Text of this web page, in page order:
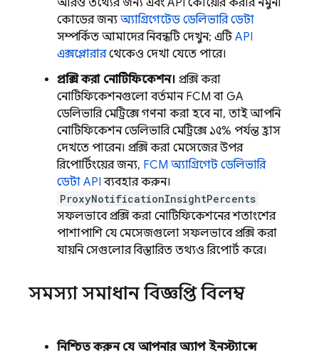
আরও তথ্যের জন্য এবং API কোয়েরি করার নমুনা
কোডের জন্য অ্যাগ্রিগেটেড ডেলিভারি ডেটা
সম্পর্কিত আমাদের নিবন্ধটি দেখুন; এটিAPI
এক্সপ্লোরারথেকেও দেখা যেতে পারে।
প্রক্সি করা নোটিফিকেশন। প্রক্সি করা
নোটিফিকেশনগুলো বর্তমান FCM বা GA
ডেলিভারি মেট্রিক্সে গণনা করা হবে না, তাই আপনি
নোটিফিকেশন ডেলিভারি মেট্রিক্সে ১৫% পর্যন্ত হ্রাস
দেখতে পারেন। প্রক্সি করা মেসেজের উপর
রিপোর্টিংয়ের জন্য, FCM অ্যাগ্রিগেট ডেলিভারি
ডেটা API ব্যবহার করুন।
ProxyNotificationInsightPercents
সফলভাবে প্রক্সি করা নোটিফিকেশনের শতাংশের
পাশাপাশি যে মেসেজগুলো সফলভাবে প্রক্সি করা
যায়নি সেগুলোর বিস্তারিত তথ্যও রিপোর্ট করে।
সমস্যা সমাধান বিজ্ঞপ্তি বিলম্ব
নিশ্চিত করুন যে আপনার অ্যাপ ইনস্ট্যান্সে